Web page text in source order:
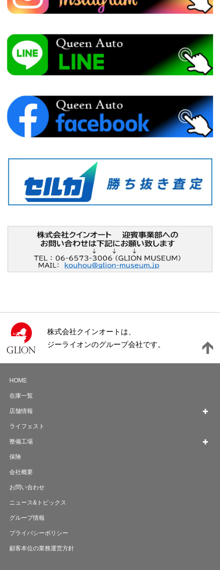
株式会社クインオートは、
ジーライオンのグループ会社です。
HOME
在庫一覧
店舗情報
ライフェスト
整備工場
保険
会社概要
お問い合わせ
ニュース&トピックス
グループ情報
プライバシーボリシー
顧客本位の業務運営方針